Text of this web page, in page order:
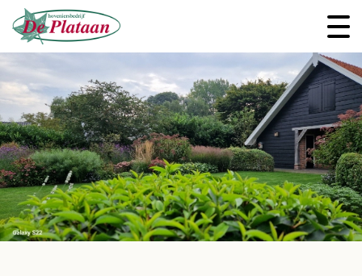
Tuinbeheer
Tuinaanleg
Houtconstructies
Voor architecten